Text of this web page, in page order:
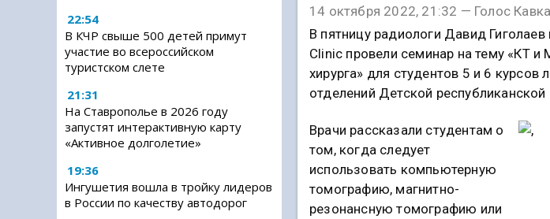
22:54
В КЧР свыше 500 детей примут
участие во всероссийском
туристском слете
21:31
На Ставрополье в 2026 году
запустят интерактивную карту
«Активное долголетие»
19:36
Ингушетия вошла в тройку лидеров
в России по качеству автодорог
14 октября 2022, 21:32 — Голос
В пятницу радиологи Давид
Clinic провели семинар на тему «КТ и
хирурга» для студентов 5 и 6 курсов
отделений Детской
Врачи рассказали студентам о
том, когда следует
использовать компьютерную
томографию, магнитно-
резонансную томографию или